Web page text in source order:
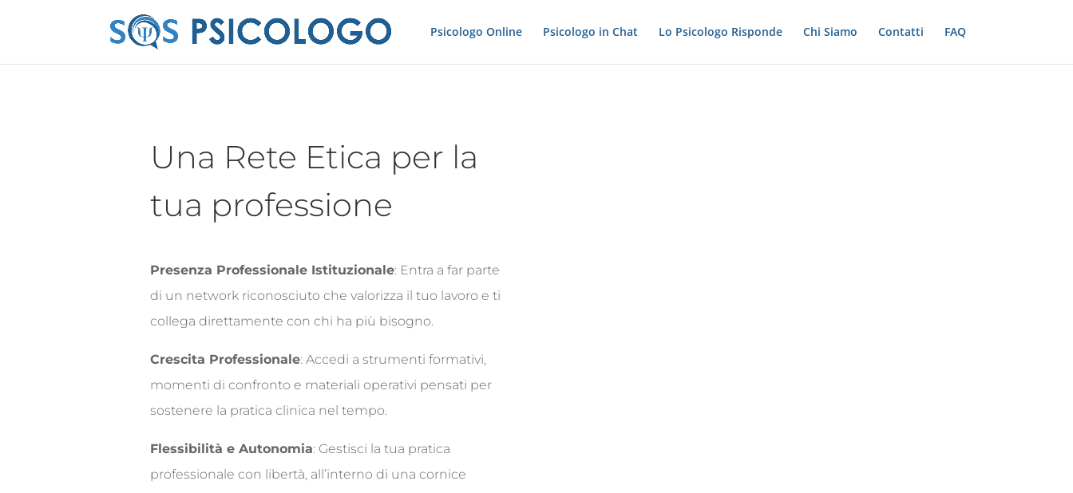
Psicologo Online Psicologo in Chat Lo Psicologo Risponde Chi Siamo Contatti FAQ
Una Rete Etica per la
tua professione
Presenza Professionale Istituzionale: Entra a far parte
di un network riconosciuto che valorizza il tuo lavoro e ti
collega direttamente con chi ha più bisogno.
Crescita Professionale: Accedi a strumenti formativi,
momenti di confronto e materiali operativi pensati per
sostenere la pratica clinica nel tempo.
Flessibilità e Autonomia: Gestisci la tua pratica
professionale con libertà, all’interno di una cornice